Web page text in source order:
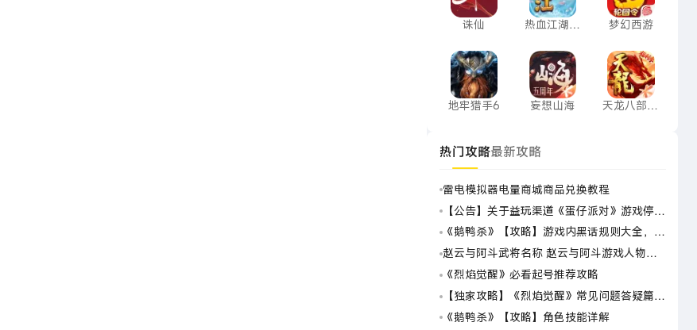
诛仙
热血江湖：
梦幻西游
地牢猎手6
地牢猎手6
妄想山海
妄想山海
天龙八部手
天龙八部手
热门攻略最新攻略
雷电模拟器电量商城商品兑换教程
【公告】关于益玩渠道《蛋仔派对》游戏停运
转移通知
《鹅鸭杀》【攻略】游戏内黑话规则大全，萌
新速看
赵云与阿斗武将名称 赵云与阿斗游戏人物名
字大全
《烈焰觉醒》必看起号推荐攻略
【独家攻略】《烈焰觉醒》常见问题答疑篇第
一期
《鹅鸭杀》【攻略】角色技能详解